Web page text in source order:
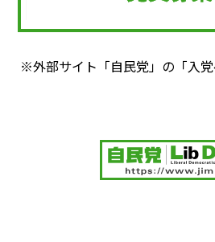
※外部サイト「自民党」の「入党